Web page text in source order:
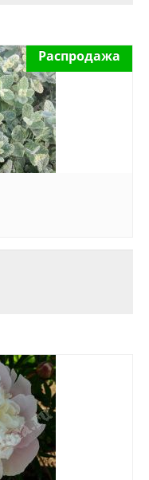
Распродажа